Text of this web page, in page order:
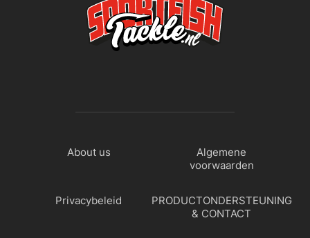
About us
Algemene
voorwaarden
Privacybeleid
PRODUCTONDERSTEUNING
& CONTACT